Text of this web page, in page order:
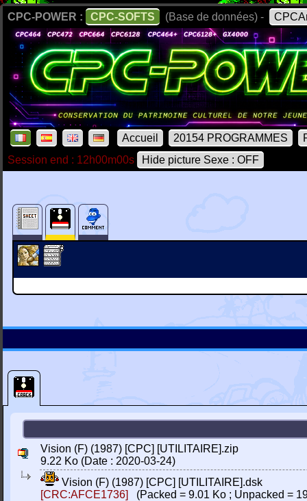
CPC-POWER : CPC-SOFTS (Base de données) -
Accueil 20154 PROGRAMMES
Session end : 12h00m00s
Hide picture Sexe : OFF
Vision (F) (1987) [CPC] [UTILITAIRE].zip
9.22 Ko (Date : 2020-03-24)
Vision (F) (1987) [CPC] [UTILITAIRE].dsk
[CRC:AFCE1736]
(Packed = 9.01 Ko ; Unpacked =